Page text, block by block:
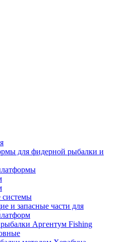
для фидерной рыбалки и
системы
и запасные части для
рыбалки Аргентум Fishing